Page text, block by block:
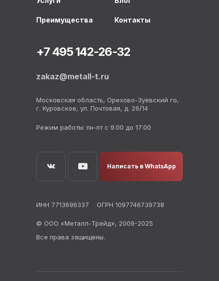
© ООО «Металл-Трейд», 2009-2025
Все права защищены.
ИНН 7713696337 ОГРН 1097746739738
Преимущества Контакты
Написать в WhatsApp
+7 495 142-26-32
zakaz@metall-t.ru
Московская область, Орехово-Зуевский го,
г. Куровское, ул. Почтовая, д. 26/14
Режим работы: пн-пт с 9:00 до 17:00